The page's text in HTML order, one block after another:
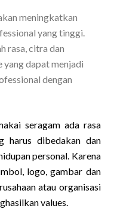
meningkatkan
yang tinggi.
rasa, citra dan
dapat menjadi
dengan
seragam ada rasa
harus dibedakan dan
personal. Karena
logo, gambar dan
atau organisasi
values.